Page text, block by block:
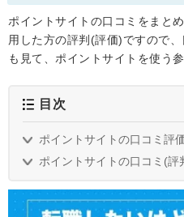
ポイントサイトの口コミをまと
用した方の評判(評価)ですので
も見て、ポイントサイトを使う
目次
ポイントサイトの口コミ評
ポイントサイトの口コミ(評